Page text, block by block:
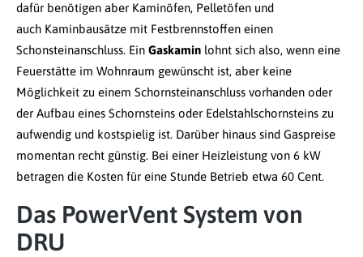
dafür benötigen aber Kaminöfen, Pelletöfen und
auch Kaminbausätze mit Festbrennstoffen einen
Schonsteinanschluss. Ein Gaskamin lohnt sich also, wenn eine
Feuerstätte im Wohnraum gewünscht ist, aber keine
Möglichkeit zu einem Schornsteinanschluss vorhanden oder
der Aufbau eines Schornsteins oder Edelstahlschornsteins zu
aufwendig und kostspielig ist. Darüber hinaus sind Gaspreise
momentan recht günstig. Bei einer Heizleistung von 6 kW
betragen die Kosten für eine Stunde Betrieb etwa 60 Cent.
Das PowerVent System von
DRU